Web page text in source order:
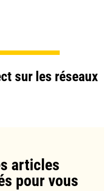
sur les réseaux
articles
pour vous​